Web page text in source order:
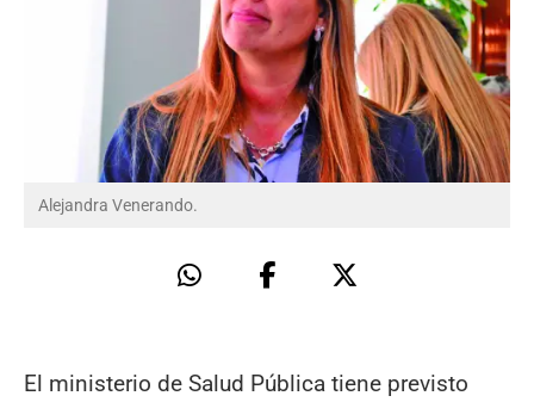
Alejandra Venerando.
El ministerio de Salud Pública tiene previsto